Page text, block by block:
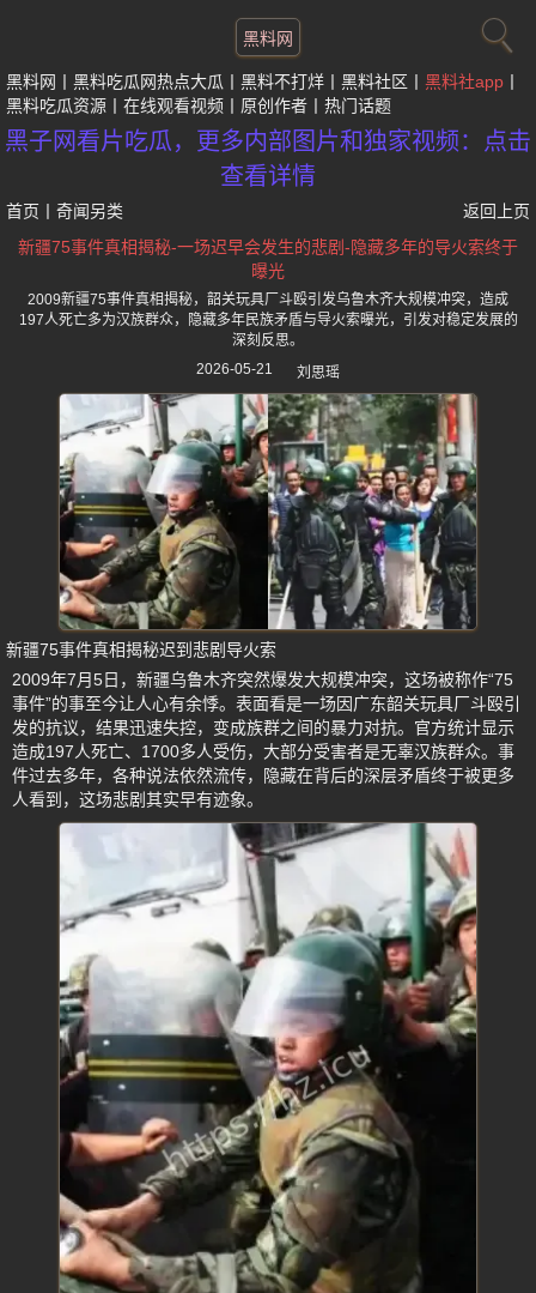
黑料网
黑料网 黑料吃瓜网热点大瓜 黑料不打烊 黑料社区
黑料社app
黑料吃瓜资源
在线观看视频 原创作者 热门话题
黑子网看片吃瓜，更多内部图片和独家视频：点击
查看详情
首页 奇闻另类
返回上页
新疆75事件真相揭秘-一场迟早会发生的悲剧-隐藏多年的导火索终于
曝光
2009新疆75事件真相揭秘，韶关玩具厂斗殴引发乌鲁木齐大规模冲突，造成
197人死亡多为汉族群众，隐藏多年民族矛盾与导火索曝光，引发对稳定发展的
深刻反思。
2026-05-21
刘思瑶
新疆75事件真相揭秘迟到悲剧导火索
2009年7月5日，新疆乌鲁木齐突然爆发大规模冲突，这场被称作“75
事件”的事至今让人心有余悸。表面看是一场因广东韶关玩具厂斗殴引
发的抗议，结果迅速失控，变成族群之间的暴力对抗。官方统计显示
造成197人死亡、1700多人受伤，大部分受害者是无辜汉族群众。事
件过去多年，各种说法依然流传，隐藏在背后的深层矛盾终于被更多
人看到，这场悲剧其实早有迹象。